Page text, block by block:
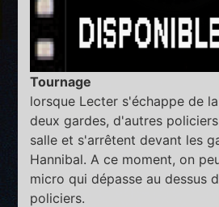
Tournage
lorsque Lecter s'échappe de
deux gardes, d'autres
salle et s'arrêtent devant les
Hannibal. A ce moment, on
micro qui dépasse au dessus
policiers.